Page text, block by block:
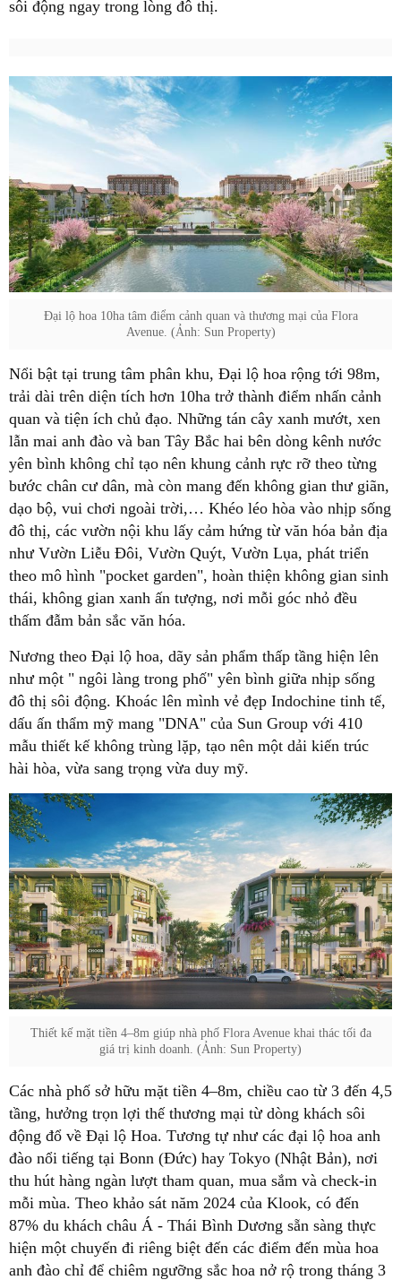
sôi động ngay trong lòng đô thị.
Đại lộ hoa 10ha tâm điểm cảnh quan và thương mại của Flora
Avenue. (Ảnh: Sun Property)
Nổi bật tại trung tâm phân khu, Đại lộ hoa rộng tới 98m,
trải dài trên diện tích hơn 10ha trở thành điểm nhấn cảnh
quan và tiện ích chủ đạo. Những tán cây xanh mướt, xen
lẫn mai anh đào và ban Tây Bắc hai bên dòng kênh nước
yên bình không chỉ tạo nên khung cảnh rực rỡ theo từng
bước chân cư dân, mà còn mang đến không gian thư giãn,
dạo bộ, vui chơi ngoài trời,… Khéo léo hòa vào nhịp sống
đô thị, các vườn nội khu lấy cảm hứng từ văn hóa bản địa
như Vườn Liễu Đôi, Vườn Quýt, Vườn Lụa, phát triển
theo mô hình "pocket garden", hoàn thiện không gian sinh
thái, không gian xanh ấn tượng, nơi mỗi góc nhỏ đều
thấm đẫm bản sắc văn hóa.
Nương theo Đại lộ hoa, dãy sản phẩm thấp tầng hiện lên
như một " ngôi làng trong phố" yên bình giữa nhịp sống
đô thị sôi động. Khoác lên mình vẻ đẹp Indochine tinh tế,
dấu ấn thẩm mỹ mang "DNA" của Sun Group với 410
mẫu thiết kế không trùng lặp, tạo nên một dải kiến trúc
hài hòa, vừa sang trọng vừa duy mỹ.
Thiết kế mặt tiền 4–8m giúp nhà phố Flora Avenue khai thác tối đa
giá trị kinh doanh. (Ảnh: Sun Property)
Các nhà phố sở hữu mặt tiền 4–8m, chiều cao từ 3 đến 4,5
tầng, hưởng trọn lợi thế thương mại từ dòng khách sôi
động đổ về Đại lộ Hoa. Tương tự như các đại lộ hoa anh
đào nổi tiếng tại Bonn (Đức) hay Tokyo (Nhật Bản), nơi
thu hút hàng ngàn lượt tham quan, mua sắm và check-in
mỗi mùa. Theo khảo sát năm 2024 của Klook, có đến
87% du khách châu Á - Thái Bình Dương sẵn sàng thực
hiện một chuyến đi riêng biệt đến các điểm đến mùa hoa
anh đào chỉ để chiêm ngưỡng sắc hoa nở rộ trong tháng 3